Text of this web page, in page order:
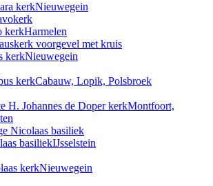
kerkNieuwegein
kerkHarmelen
kerkNieuwegein
kerkCabauw, Lopik, Polsbroek
H. Johannes de Doper kerkMontfoort,
basiliekIJsselstein
kerkNieuwegein